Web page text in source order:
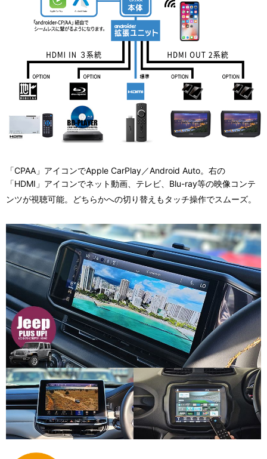
「CPAA」アイコンでApple CarPlay／Android Auto。右の
「HDMI」アイコンでネット動画、テレビ、Blu-ray等の映像コンテ
ンツが視聴可能。どちらかへの切り替えもタッチ操作でスムーズ。